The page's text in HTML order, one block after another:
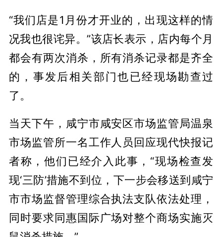
“我们店是1月份才开业的，出现这样的情
况我也很诧异。”该店长表示，店内每个月
都会有两次消杀，所有消杀记录都是齐全
的，事发后相关部门也已经现场勘查过
了。
当天下午，咸宁市咸安区市场监管局温泉
市场监管所一名工作人员回应现代快报记
者称，他们已经介入此事，“现场检查发
现‘三防’措施不到位，下一步会移送到咸宁
市市场监督管理综合执法支队依法处理，
同时要求同惠国际广场对整个商场实施灭